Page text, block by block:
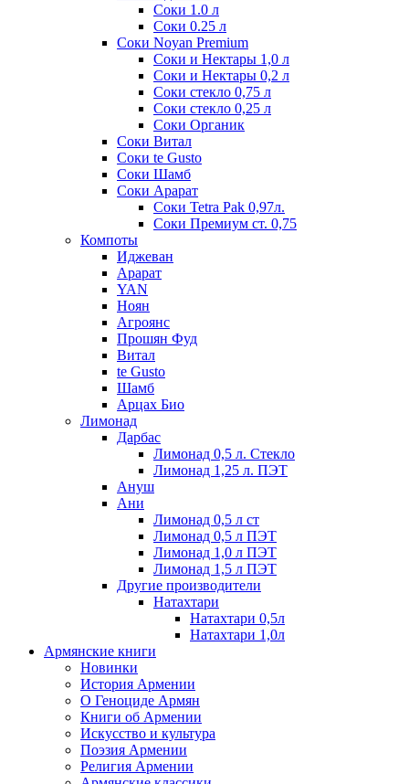
Соки 1.0 л
Соки 0.25 л
Соки Noyan Premium
Соки и Нектары 1,0 л
Соки и Нектары 0,2 л
Соки стекло 0,75 л
Соки стекло 0,25 л
Соки Органик
Соки Витал
Соки te Gusto
Соки Шамб
Соки Арарат
Соки Tetra Pak 0,97л.
Соки Премиум ст. 0,75
Компоты
Иджеван
Арарат
YAN
Ноян
Агроянс
Прошян Фуд
Витал
te Gusto
Шамб
Арцах Био
Лимонад
Дарбас
Лимонад 0,5 л. Стекло
Лимонад 1,25 л. ПЭТ
Ануш
Ани
Лимонад 0,5 л ст
Лимонад 0,5 л ПЭТ
Лимонад 1,0 л ПЭТ
Лимонад 1,5 л ПЭТ
Другие производители
Натахтари
Натахтари 0,5л
Натахтари 1,0л
Армянские книги
Новинки
История Армении
О Геноциде Армян
Книги об Армении
Иcкусство и культура
Поэзия Армении
Религия Армении